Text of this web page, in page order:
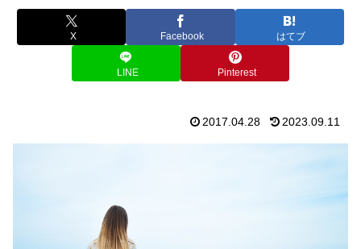
X Facebook はてブ
LINE Pinterest
2017.04.28 2023.09.11